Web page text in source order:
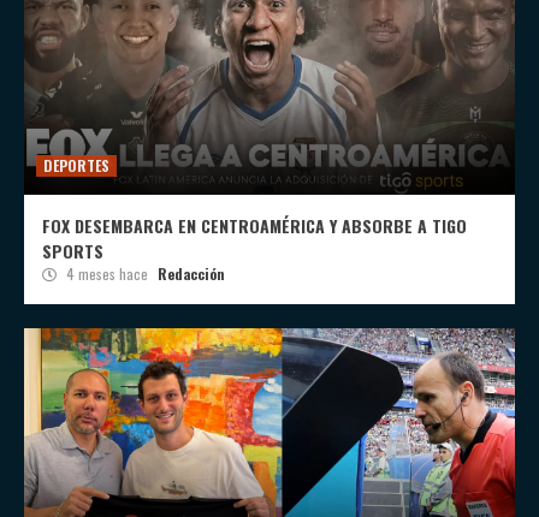
DEPORTES
FOX DESEMBARCA EN CENTROAMÉRICA Y ABSORBE A TIGO
SPORTS
4 meses hace Redacción